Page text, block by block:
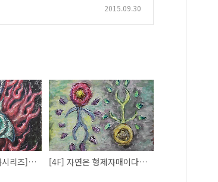
2015.09.30
[11M, 도철 초상화시리즈] 도철 in 부동명왕 [4F] 자연은 형제자매이다 (2nd)